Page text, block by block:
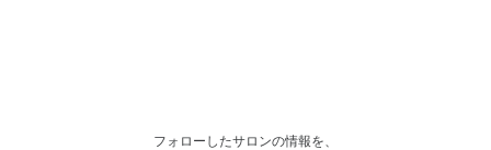
フォローしたサロンの情報を、